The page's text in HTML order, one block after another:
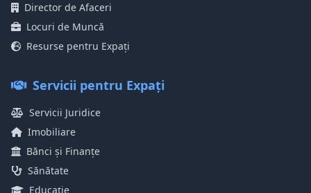
Director de Afaceri
Locuri de Muncă
Resurse pentru Expați
Servicii pentru Expați
Servicii Juridice
Imobiliare
Bănci și Finanțe
Sănătate
Educație